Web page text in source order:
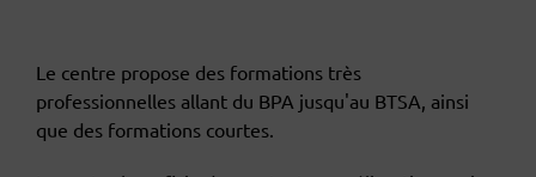
Le centre propose des formations très
professionnelles allant du BPA jusqu'au BTSA, ainsi
que des formations courtes.